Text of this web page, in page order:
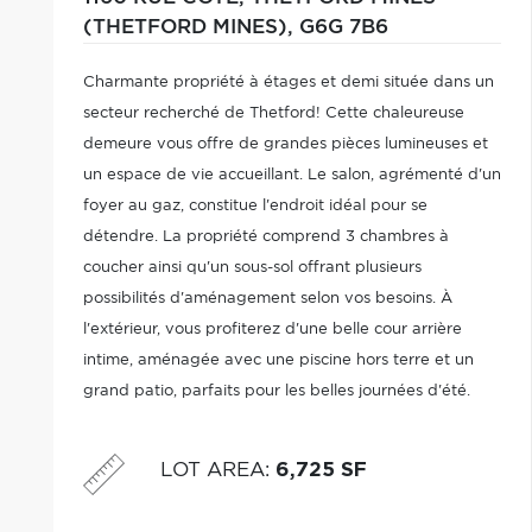
(THETFORD MINES), G6G 7B6
Charmante propriété à étages et demi située dans un
secteur recherché de Thetford! Cette chaleureuse
demeure vous offre de grandes pièces lumineuses et
un espace de vie accueillant. Le salon, agrémenté d'un
foyer au gaz, constitue l'endroit idéal pour se
détendre. La propriété comprend 3 chambres à
coucher ainsi qu'un sous-sol offrant plusieurs
possibilités d'aménagement selon vos besoins. À
l'extérieur, vous profiterez d'une belle cour arrière
intime, aménagée avec une piscine hors terre et un
grand patio, parfaits pour les belles journées d'été.
cette propriété plaira à votre famille.
LOT AREA: 6,725 SF